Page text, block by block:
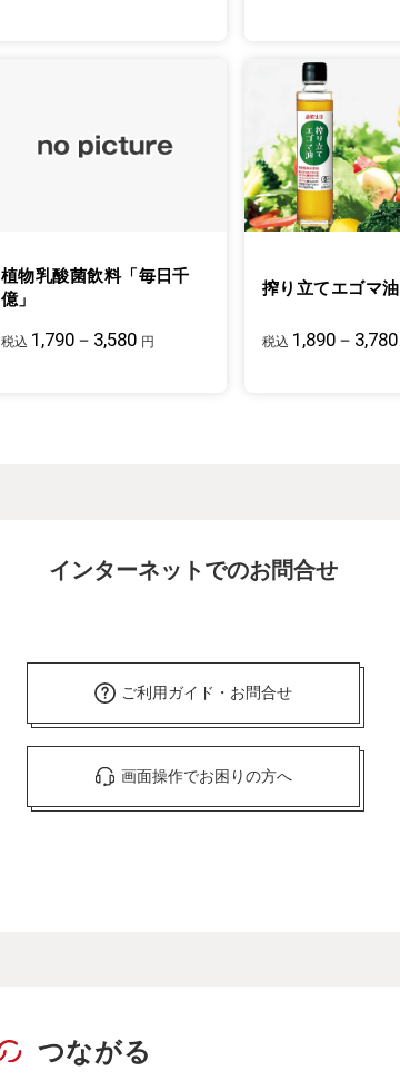
植物乳酸菌飲料「毎日千
億」
税込 1,790－3,580 円
搾り立てエゴマ油
税込 1,890－3,780
インターネットでのお問合せ
ご利用ガイド・お問合せ
画面操作でお困りの方へ
つながる